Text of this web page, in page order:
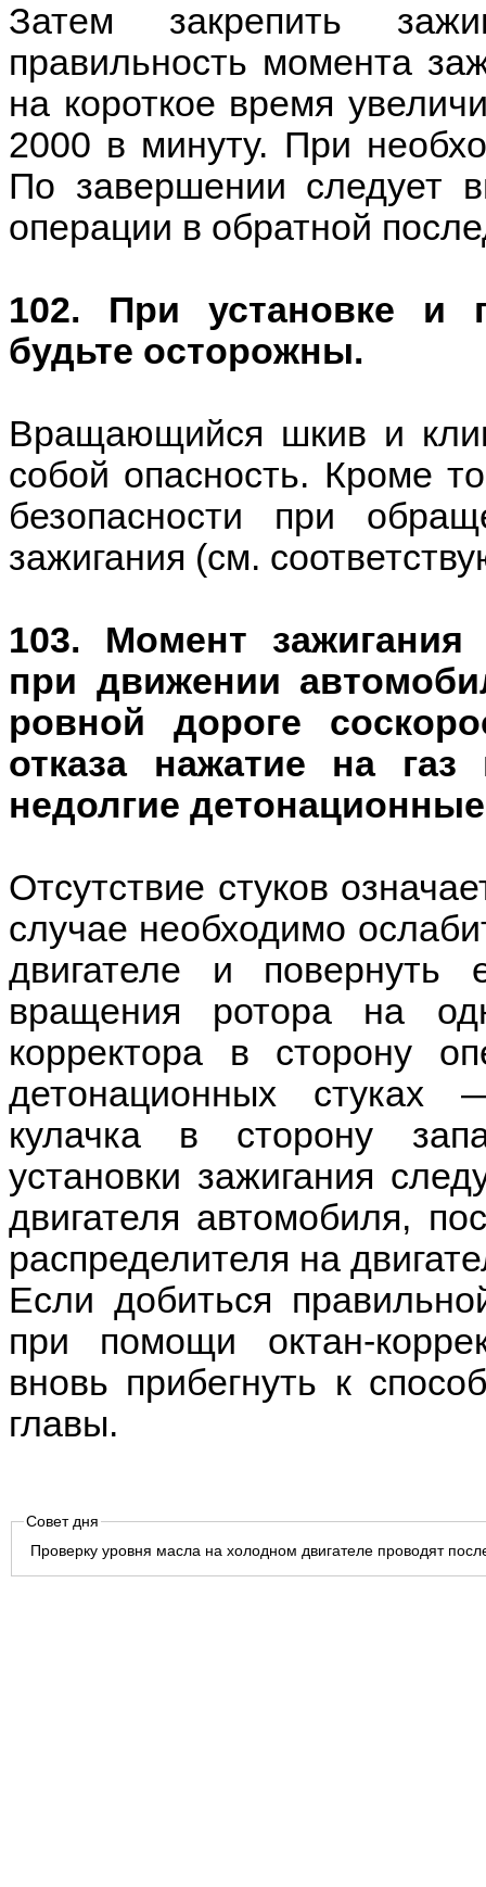
Затем закрепить
правильность момента
на короткое время
2000 в минуту. При
По завершении следует
операции в обратной
102. При установке и
будьте осторожны.
Вращающийся шкив и
собой опасность. Кроме
безопасности при
зажигания (см.
103. Момент
при движении
ровной дороге
отказа нажатие на
недолгие
Отсутствие стуков
случае необходимо
двигателе и повернуть
вращения ротора на
корректора в сторону
детонационных
кулачка в сторону
установки зажигания
двигателя автомобиля,
распределителя на
Если добиться
при помощи октан-
вновь прибегнуть к
главы.
Совет дня
Проверку уровня масла на холодном двигателе проводят